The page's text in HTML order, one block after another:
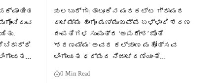
ಯಲಬುರ್ಗಾ: ತಾಲೂಕಿನ ಮರಕಟ್ಟ ಗ್ರಾಮದ
ರಾಚಮ್ಮ ಹಾಗೂ ಷಣ್ಮುಖಪ್ಪ ಬಳ್ಳಾರಿ ಶರಣ
ದಂಪತಿಗಳ ಸುಪುತ್ರ ‘ಅಮರೇಶ’ ಜೊತೆ
‘ಶರಣಮ್ಮ’ ಅವರ ಕಲ್ಯಾಣ ಮಹೋತ್ಸವ
ಲಿಂಗಾಯತ ಧರ್ಮದ ನಿಜಾಚರಣೆಯಂತೆ…
0 Min Read